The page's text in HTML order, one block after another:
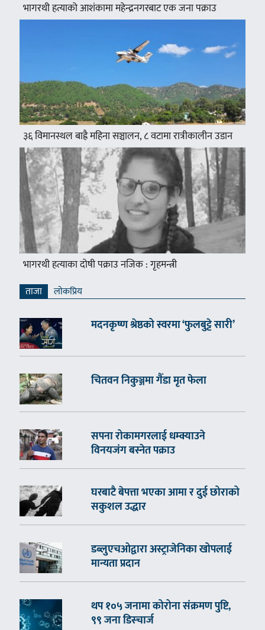
भागरथी हत्याको आशंकामा महेन्द्रनगरबाट एक जना पक्राउ
३६ विमानस्थल बाह्रै महिना सञ्चालन, ८ वटामा रात्रीकालीन उडान
भागरथी हत्याका दोषी पक्राउ नजिक : गृहमन्त्री
ताजा लाेकप्रिय
मदनकृष्ण श्रेष्ठको स्वरमा ‘फुलबुट्टे सारी’
चितवन निकुञ्जमा गैँडा मृत फेला
सपना रोकामगरलाई धम्क्याउने
विनयजंग बस्नेत पक्राउ
घरबाटै बेपत्ता भएका आमा र दुई छोराको
सकुशल उद्धार
डब्लुएचओद्वारा अस्ट्राजेनिका खोपलाई
मान्यता प्रदान
थप १०५ जनामा कोरोना संक्रमण पुष्टि,
९९ जना डिस्चार्ज